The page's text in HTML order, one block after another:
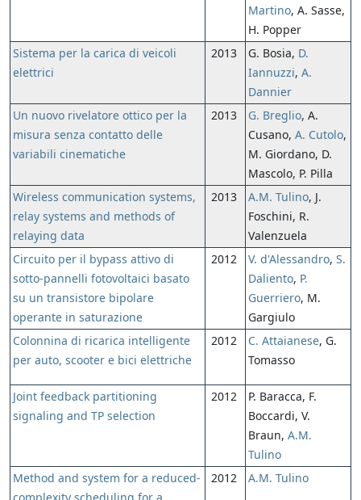
Martino, A. Sasse,
H. Popper
Sistema per la carica di veicoli
elettrici
2013 G. Bosia, D.
Iannuzzi, A.
Dannier
Un nuovo rivelatore ottico per la
misura senza contatto delle
variabili cinematiche
2013 G. Breglio, A.
Cusano, A. Cutolo,
M. Giordano, D.
Mascolo, P. Pilla
Wireless communication systems,
relay systems and methods of
relaying data
2013 A.M. Tulino, J.
Foschini, R.
Valenzuela
Circuito per il bypass attivo di
sotto-pannelli fotovoltaici basato
su un transistore bipolare
operante in saturazione
2012 V. d'Alessandro, S.
Daliento, P.
Guerriero, M.
Gargiulo
Colonnina di ricarica intelligente
per auto, scooter e bici elettriche
2012 C. Attaianese, G.
Tomasso
Joint feedback partitioning
signaling and TP selection
2012
P. Baracca, F.
Boccardi, V.
Braun, A.M.
Tulino
Method and system for a reduced-
2012 A.M. Tulino